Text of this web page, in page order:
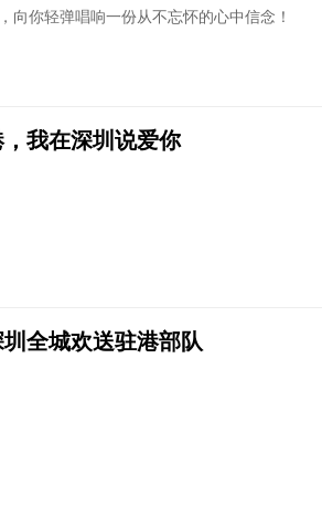
向你轻弹唱响一份从不忘怀的心中信念！
我在深圳说爱你
全城欢送驻港部队